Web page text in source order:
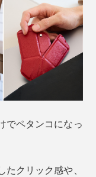
でペタンコになっ
クリック感や、